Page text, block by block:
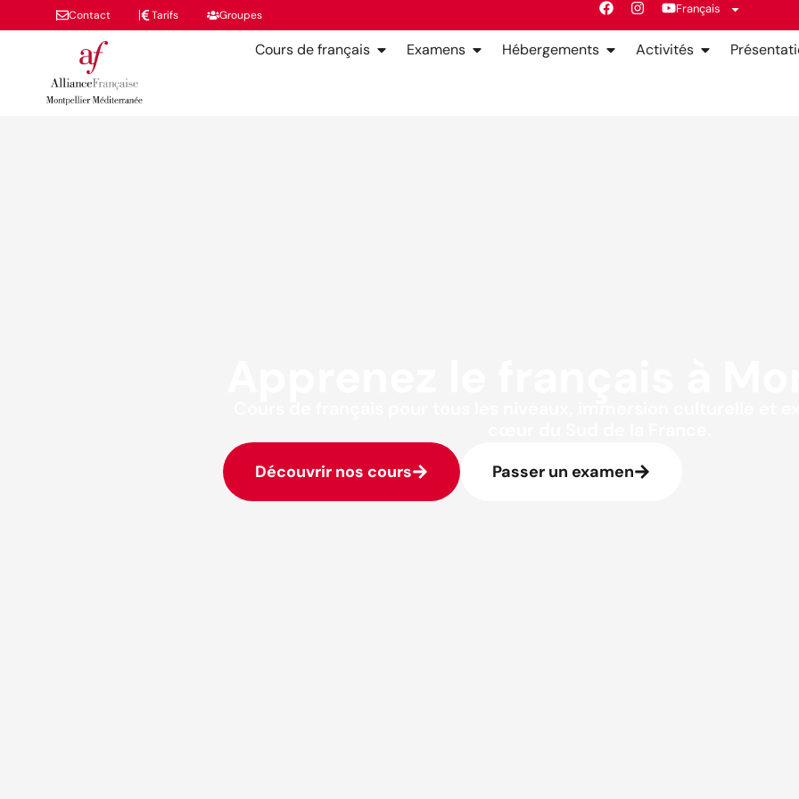
Contact Tarifs Groupes Français
Cours de français Examens Hébergements Activités
Découvrir nos cours Passer un examen